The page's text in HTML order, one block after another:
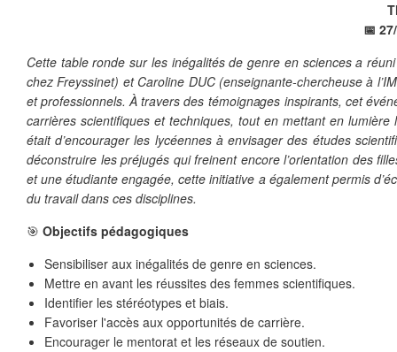
📅
Cette table ronde sur les inégalités de genre en sciences a
chez Freyssinet) et Caroline DUC (enseignante-chercheuse à
et professionnels. À travers des témoignages inspirants, cet
carrières scientifiques et techniques, tout en mettant en
était d’encourager les lycéennes à envisager des études
déconstruire les préjugés qui freinent encore l’orientation des
et une étudiante engagée, cette initiative a également permis
du travail dans ces disciplines.
🎯 Objectifs pédagogiques
Sensibiliser aux inégalités de genre en sciences.
Mettre en avant les réussites des femmes scientifiques.
Identifier les stéréotypes et biais.
Favoriser l'accès aux opportunités de carrière.
Encourager le mentorat et les réseaux de soutien.